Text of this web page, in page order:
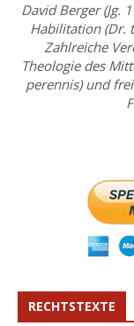
David Berger (Jg.
Habilitation (Dr.
Zahlreiche
Theologie des
perennis) und
RECHTSTEXTE